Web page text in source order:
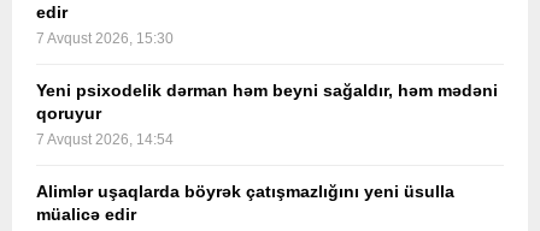
edir
7 Avqust 2026, 15:30
Yeni psixodelik dərman həm beyni sağaldır, həm mədəni
qoruyur
7 Avqust 2026, 14:54
Alimlər uşaqlarda böyrək çatışmazlığını yeni üsulla
müalicə edir